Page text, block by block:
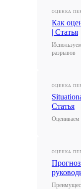
ОЦЕНКА
Как
| Статья
разрывов
ОЦЕНКА
Статья
Оцениваем
ОЦЕНКА